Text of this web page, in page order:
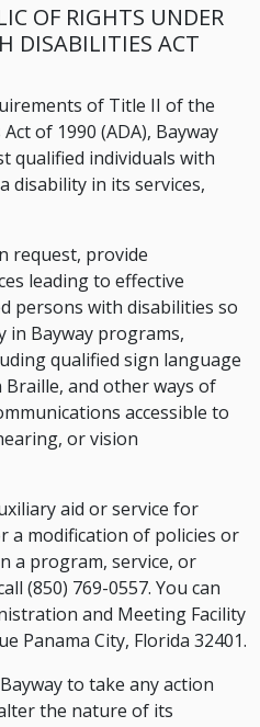
OF RIGHTS UNDER
DISABILITIES ACT
of Title II of the
of 1990 (ADA), Bayway
qualified individuals with
disability in its services,
request, provide
leading to effective
persons with disabilities so
in Bayway programs,
qualified sign language
and other ways of
accessible to
or vision
aid or service for
a modification of policies or
a program, service, or
(850) 769-0557. You can
and Meeting Facility
Panama City, Florida 32401.
to take any action
the nature of its